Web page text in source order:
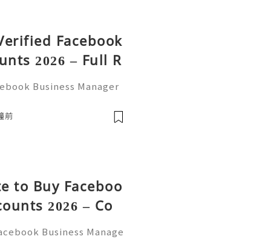
Facebook
2026 – Full R
Business Manager
@usabestzone
前
to Buy Faceboo
2026 – Co
Business Manage